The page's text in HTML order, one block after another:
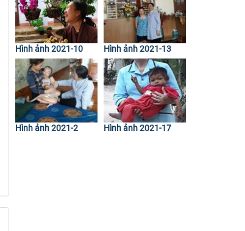
Hình ảnh 2021-10 Hình ảnh 2021-13
Hình ảnh 2021-2 Hình ảnh 2021-17